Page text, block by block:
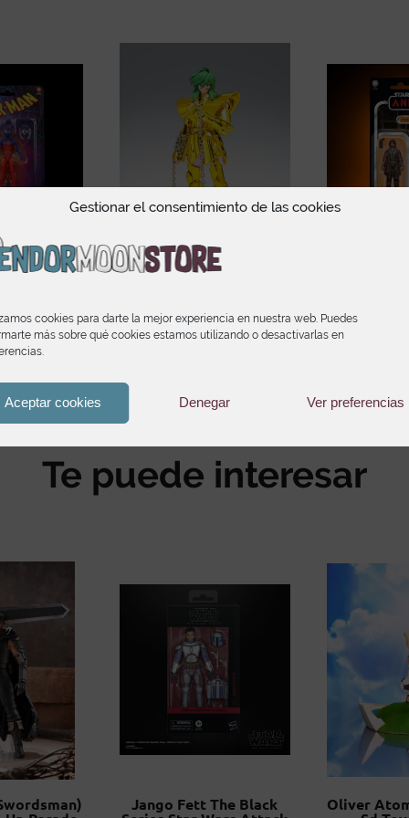
Gestionar el consentimiento de las cookies
cookies para darte la mejor experiencia en nuestra web. Puedes
más sobre qué cookies estamos utilizando o desactivarlas en
Aceptar cookies Denegar Ver preferencias
Man
Series
€
Seiya Myth Cloth EX
149,90€
Star
Te puede interesar
Jango Fett The Black
Oliver